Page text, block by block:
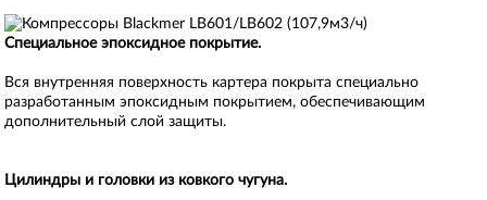
Специальное эпоксидное покрытие.
Вся внутренняя поверхность картера покрыта специально
разработанным эпоксидным покрытием, обеспечивающим
дополнительный слой защиты.
Цилиндры и головки из ковкого чугуна.